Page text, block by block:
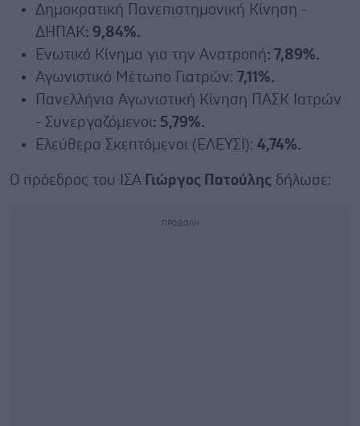
Δημοκρατική Πανεπιστημονική Κίνηση -
ΔΗΠΑΚ: 9,84%.
Ενωτικό Κίνημα για την Ανατροπή: 7,89%.
Αγωνιστικό Μέτωπο Γιατρών: 7,11%.
Πανελλήνια Αγωνιστική Κίνηση ΠΑΣΚ Ιατρών
- Συνεργαζόμενοι: 5,79%.
Ελεύθερα Σκεπτόμενοι (ΕΛΕΥΣΙ): 4,74%.
Ο πρόεδρος του ΙΣΑ Γιώργος Πατούλης δήλωσε: